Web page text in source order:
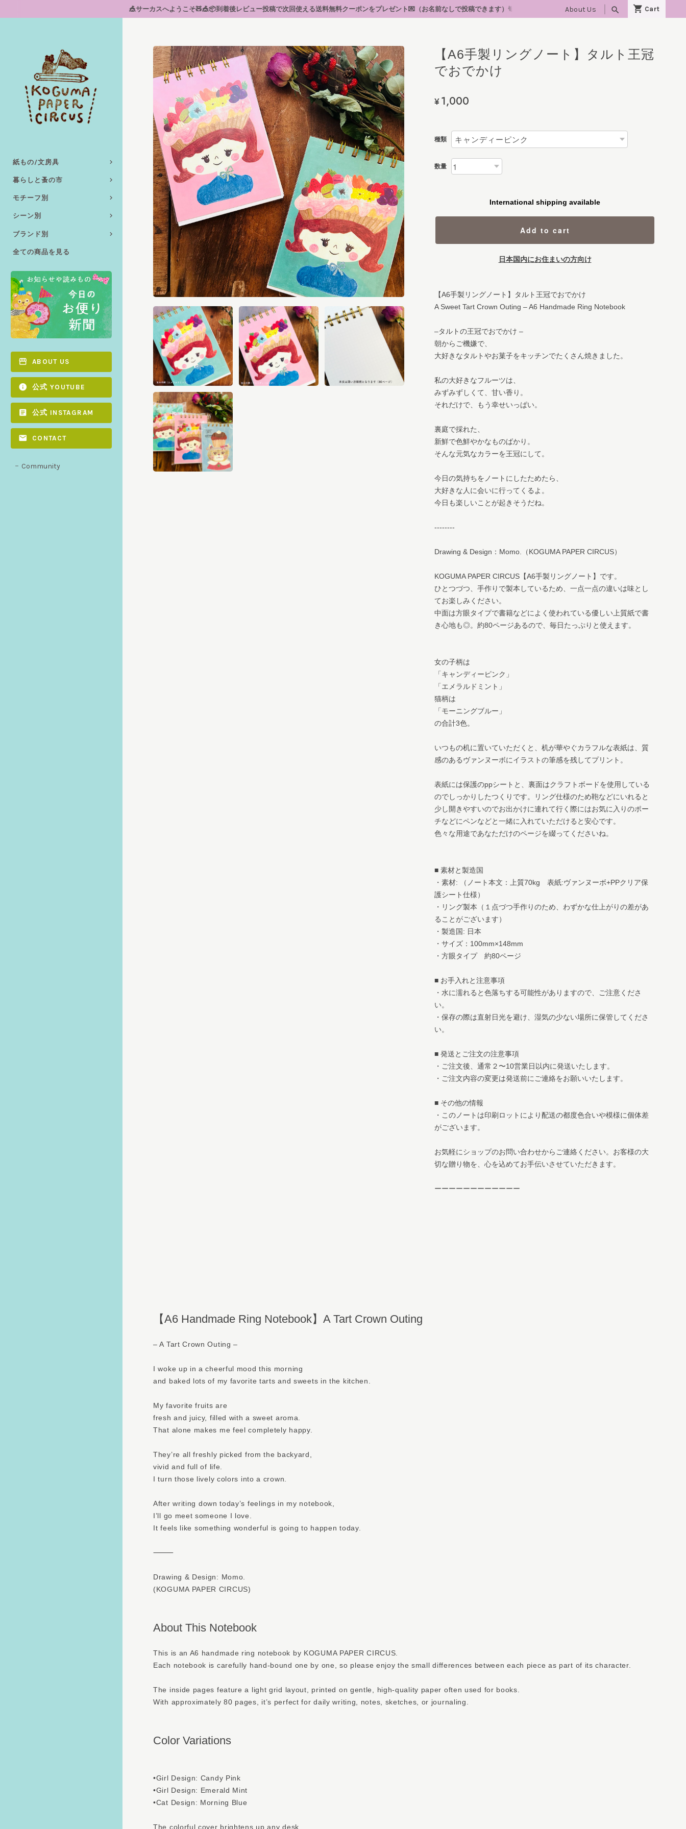
🎪サーカスへようこそ🧸🎪📦到着後レビュー投稿で次回使える送料無料クーポンをプレゼント💌（お名前なしで投稿できます）🐈‍⬛10/24(土)・25(日)「lovelyにゃんフェスタ大阪」出店決定！詳細は後日
About Us search
紙もの/文房具
暮らしと蚤の市
モチーフ別
シーン別
ブランド別
全ての商品を見る
ABOUT US
公式 YOUTUBE
公式 INSTAGRAM
CONTACT
Community
【A6手製リングノート】タルト王冠
でおでかけ
¥1,000
種類
数量
International shipping available
Add to cart
日本国内にお住まいの方向け
【A6手製リングノート】タルト王冠でおでかけ
A Sweet Tart Crown Outing – A6 Handmade Ring Notebook
–タルトの王冠でおでかけ –
朝からご機嫌で、
大好きなタルトやお菓子をキッチンでたくさん焼きました。
私の大好きなフルーツは、
みずみずしくて、甘い香り。
それだけで、もう幸せいっぱい。
裏庭で採れた、
新鮮で色鮮やかなものばかり。
そんな元気なカラーを王冠にして。
今日の気持ちをノートにしたためたら、
大好きな人に会いに行ってくるよ。
今日も楽しいことが起きそうだね。
--------
Drawing & Design：Momo.（KOGUMA PAPER CIRCUS）
KOGUMA PAPER CIRCUS【A6手製リングノート】です。
ひとつづつ、手作りで製本しているため、一点一点の違いは味とし
てお楽しみください。
中面は方眼タイプで書籍などによく使われている優しい上質紙で書
き心地も◎。約80ページあるので、毎日たっぷりと使えます。
女の子柄は
「キャンディーピンク」
「エメラルドミント」
猫柄は
「モーニングブルー」
の合計3色。
いつもの机に置いていただくと、机が華やぐカラフルな表紙は、質
感のあるヴァンヌーボにイラストの筆感を残してプリント。
表紙には保護のppシートと、裏面はクラフトボードを使用している
のでしっかりしたつくりです。リング仕様のため鞄などにいれると
少し開きやすいのでお出かけに連れて行く際にはお気に入りのポー
チなどにペンなどと一緒に入れていただけると安心です。
色々な用途であなただけのページを綴ってくださいね。
■ 素材と製造国
・素材: （ノート本文：上質70kg 表紙:ヴァンヌーボ+PPクリア保
護シート仕様）
・リング製本（１点づつ手作りのため、わずかな仕上がりの差があ
ることがございます）
・製造国: 日本
・サイズ：100mm×148mm
・方眼タイプ 約80ページ
■ お手入れと注意事項
・水に濡れると色落ちする可能性がありますので、ご注意くださ
い。
・保存の際は直射日光を避け、湿気の少ない場所に保管してくださ
い。
■ 発送とご注文の注意事項
・ご注文後、通常２〜10営業日以内に発送いたします。
・ご注文内容の変更は発送前にご連絡をお願いいたします。
■ その他の情報
・このノートは印刷ロットにより配送の都度色合いや模様に個体差
がございます。
お気軽にショップのお問い合わせからご連絡ください。お客様の大
切な贈り物を、心を込めてお手伝いさせていただきます。
ーーーーーーーーーーーー
【A6 Handmade Ring Notebook】A Tart Crown Outing
– A Tart Crown Outing –
I woke up in a cheerful mood this morning
and baked lots of my favorite tarts and sweets in the kitchen.
My favorite fruits are
fresh and juicy, filled with a sweet aroma.
That alone makes me feel completely happy.
They’re all freshly picked from the backyard,
vivid and full of life.
I turn those lively colors into a crown.
After writing down today’s feelings in my notebook,
I’ll go meet someone I love.
It feels like something wonderful is going to happen today.
⸻
Drawing & Design: Momo.
(KOGUMA PAPER CIRCUS)
About This Notebook
This is an A6 handmade ring notebook by KOGUMA PAPER CIRCUS.
Each notebook is carefully hand-bound one by one, so please enjoy the small differences between each piece as part of its character.
The inside pages feature a light grid layout, printed on gentle, high-quality paper often used for books.
With approximately 80 pages, it’s perfect for daily writing, notes, sketches, or journaling.
Color Variations
•Girl Design: Candy Pink
•Girl Design: Emerald Mint
•Cat Design: Morning Blue
The colorful cover brightens up any desk.